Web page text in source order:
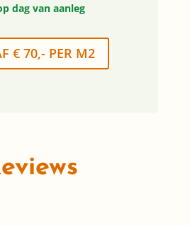
dag van aanleg
€ 70,- PER M2